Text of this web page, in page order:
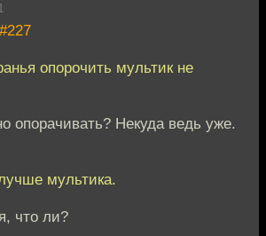
#227
опорочить мультик не
опорачивать? Некуда ведь уже.
мультика.
что ли?